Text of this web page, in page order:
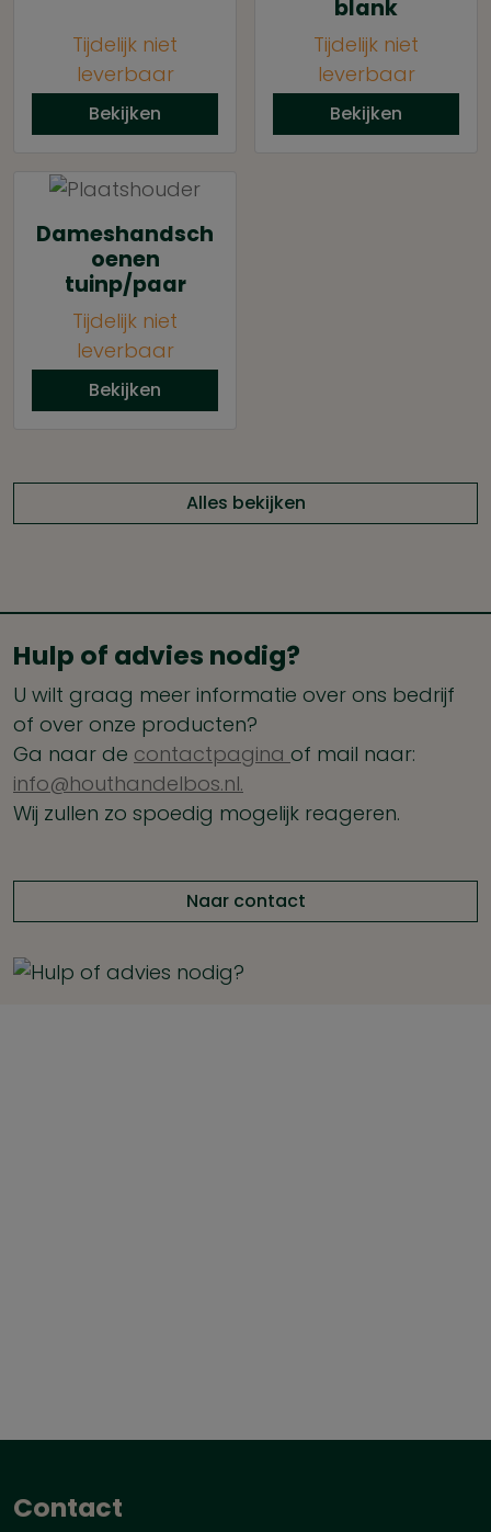
Tijdelijk niet
leverbaar
Bekijken
blank
Tijdelijk niet
leverbaar
Bekijken
Dameshandsch
oenen
tuinp/paar
Tijdelijk niet
leverbaar
Bekijken
Alles bekijken
Hulp of advies nodig?
U wilt graag meer informatie over ons bedrijf
of over onze producten?
Ga naar de contactpagina of mail naar:
info@houthandelbos.nl.
Wij zullen zo spoedig mogelijk reageren.
Naar contact
Contact